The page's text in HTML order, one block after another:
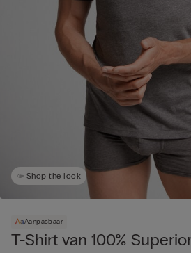
Shop the look
Aanpasbaar
T-Shirt van 100%